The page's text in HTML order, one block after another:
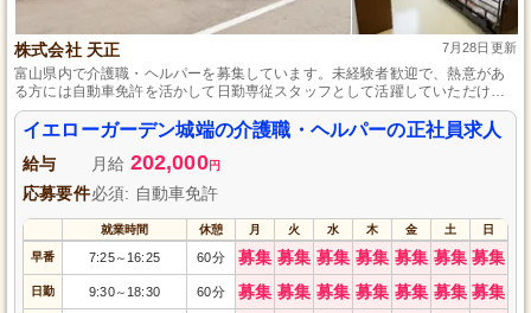
株式会社 天正 7月28日更新
富山県内で介護職・ヘルパーを募集しています。未経験者歓迎で、熱意があ
る方には自動車免許を活かして日勤専従スタッフとして活躍していただける
機会を提供します。食事、入浴、排泄介助などにより利用者さまの快適な生
活をサポート。定期的な研修や先輩からの丁寧な指導があり、成長しながら
働ける環境を整えています。正社員として安定した職場で、一緒に成長して
いきましょう。
イエローガーデン城端の介護職・ヘルパーの正社員求人
給与 月給 202,000円
応募要件必須: 自動車免許
就業時間 休憩 月 火 水 木 金 土 日
早番 7:25～ 16:25 60分 募集 募集 募集 募集 募集 募集 募集
日勤 9:30～ 18:30 60分 募集 募集 募集 募集 募集 募集 募集